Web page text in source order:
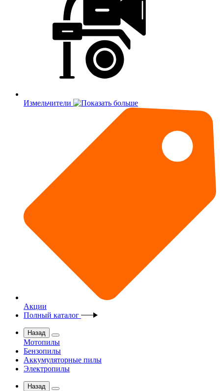
Измельчители
Акции
Полный каталог
Назад
Мотопилы
Бензопилы
Аккумуляторные пилы
Электропилы
Назад